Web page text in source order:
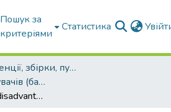
Пошук за
критеріями
Статистика
Конференції, збірки, публікації молодих вчених і здобувачів : магістрів, бакалаврів, аспірантів.
Публікації здобувачів (бакалаврів. магістрів, аспірантів)
Advantages and disadvantages of public funding